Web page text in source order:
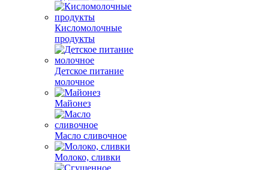
Кисломолочные
продукты
Детское питание
молочное
Майонез
Масло сливочное
Молоко, сливки